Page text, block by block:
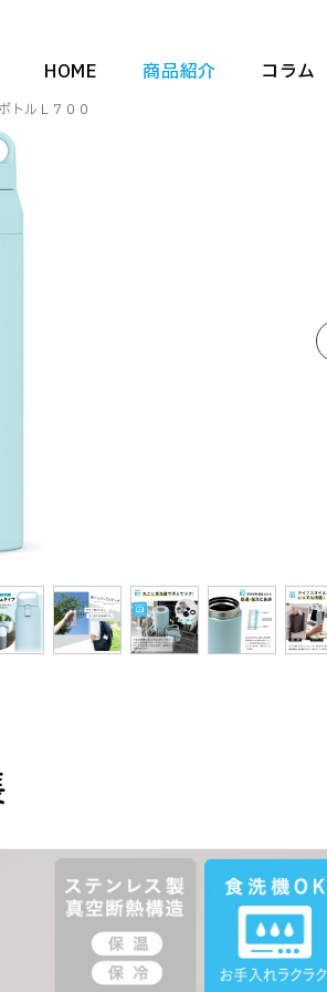
HOME 商品紹介 コラム
トルＬ７００